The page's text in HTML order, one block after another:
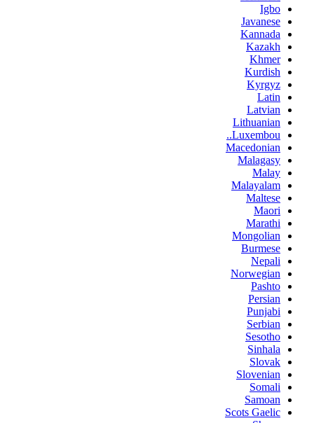
Igbo
Javanese
Kannada
Kazakh
Khmer
Kurdish
Kyrgyz
Latin
Latvian
Lithuanian
Luxembou..
Macedonian
Malagasy
Malay
Malayalam
Maltese
Maori
Marathi
Mongolian
Burmese
Nepali
Norwegian
Pashto
Persian
Punjabi
Serbian
Sesotho
Sinhala
Slovak
Slovenian
Somali
Samoan
Scots Gaelic